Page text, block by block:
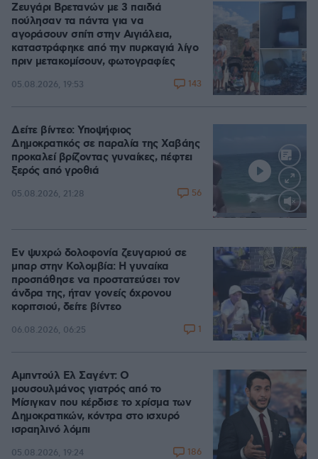
Ζευγάρι Βρετανών με 3 παιδιά
πούλησαν τα πάντα για να
αγοράσουν σπίτι στην Αιγιάλεια,
καταστράφηκε από την πυρκαγιά λίγο
πριν μετακομίσουν, φωτογραφίες
05.08.2026, 19:53 143
Loaded
Δείτε βίντεο: Υποψήφιος
Δημοκρατικός σε παραλία της Χαβάης
προκαλεί βρίζοντας γυναίκες, πέφτει
ξερός από γροθιά
05.08.2026, 21:28 56
Εν ψυχρώ δολοφονία ζευγαριού σε
μπαρ στην Κολομβία: Η γυναίκα
προσπάθησε να προστατεύσει τον
άνδρα της, ήταν γονείς 6χρονου
κοριτσιού, δείτε βίντεο
06.08.2026, 06:25 1
Αμπντούλ Ελ Σαγέντ: Ο
μουσουλμάνος γιατρός από το
Μίσιγκαν που κέρδισε το χρίσμα των
Δημοκρατικών, κόντρα στο ισχυρό
ισραηλινό λόμπι
05.08.2026, 19:24 186